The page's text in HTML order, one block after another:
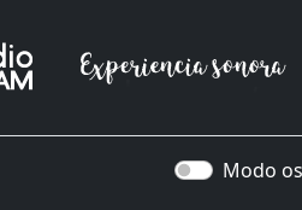
Modo